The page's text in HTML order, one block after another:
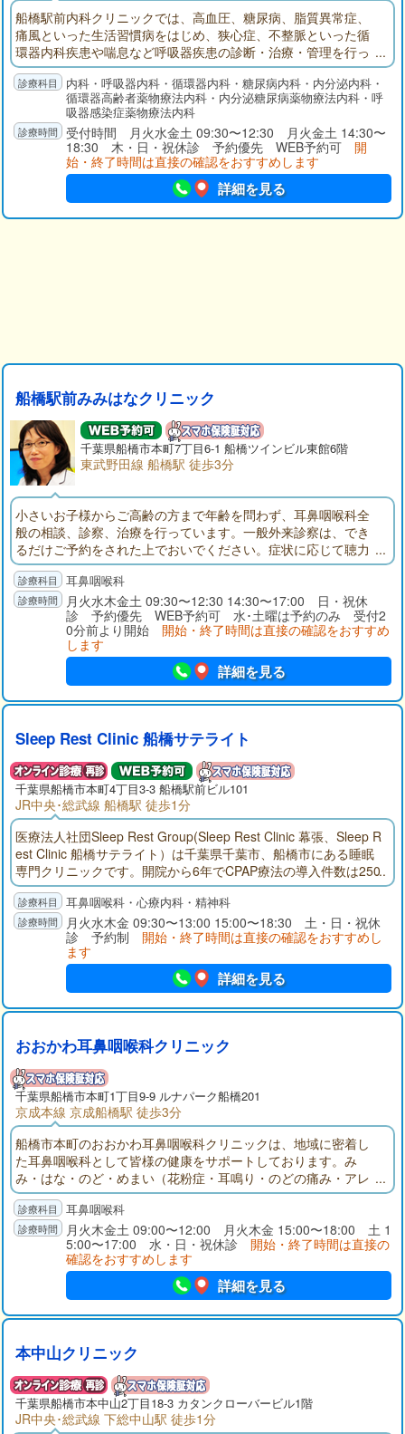
船橋駅前内科クリニックでは、高血圧、糖尿病、脂質異常症、
痛風といった生活習慣病をはじめ、狭心症、不整脈といった循
環器内科疾患や喘息など呼吸器疾患の診断・治療・管理を行っ
ております。常に患者様お一人おひとりの生活の質（QOL）向
上を念頭においた医療を提供していくことを目指しておりま
内科・呼吸器内科・循環器内科・糖尿病内科・内分泌内科・
循環器高齢者薬物療法内科・内分泌糖尿病薬物療法内科・呼
吸器感染症薬物療法内科
受付時間 月火水金土 09:30〜12:30 月火金土 14:30〜
18:30 木・日・祝休診 予約優先 WEB予約可 開
始・終了時間は直接の確認をおすすめします
詳細を見る
船橋駅前みみはなクリニック
千葉県船橋市本町7丁目6-1 船橋ツインビル東館6階
東武野田線 船橋駅 徒歩3分
小さいお子様からご高齢の方まで年齢を問わず、耳鼻咽喉科全
般の相談、診察、治療を行っています。一般外来診察は、でき
るだけご予約をされた上でおいでください。症状に応じて聴力
検査、内視鏡検査、レントゲン検査、赤外線による平衡機能検
査、睡眠時無呼吸症候群の簡易モニター検査、血液検査、培養
検査などを行って診断します。診察室はプライバシーに配慮さ
れており、検査後は画像をお見せしながらご説明いたします。
耳鼻咽喉科
月火水木金土 09:30〜12:30 14:30〜17:00 日・祝休
診 予約優先 WEB予約可 水･土曜は予約のみ 受付2
0分前より開始 開始・終了時間は直接の確認をおすすめ
します
詳細を見る
Sleep Rest Clinic 船橋サテライト
千葉県船橋市本町4丁目3-3 船橋駅前ビル101
JR中央･総武線 船橋駅 徒歩1分
医療法人社団Sleep Rest Group(Sleep Rest Clinic 幕張、Sleep R
est Clinic 船橋サテライト）は千葉県千葉市、船橋市にある睡眠
専門クリニックです。開院から6年でCPAP療法の導入件数は250
0件（令和7年5月現在）を超え、多くの患者様にご利用頂いてお
ります。 耳鼻咽喉科・心療内科・精神科
月火水木金 09:30〜13:00 15:00〜18:30 土・日・祝休
診 予約制 開始・終了時間は直接の確認をおすすめし
ます
詳細を見る
おおかわ耳鼻咽喉科クリニック
千葉県船橋市本町1丁目9-9 ルナパーク船橋201
京成本線 京成船橋駅 徒歩3分
船橋市本町のおおかわ耳鼻咽喉科クリニックは、地域に密着し
た耳鼻咽喉科として皆様の健康をサポートしております。み
み・はな・のど・めまい（花粉症・耳鳴り・のどの痛み・アレ
ルギー等）についてお困りの時は、お気軽にご相談下さい。
耳鼻咽喉科
月火木金土 09:00〜12:00 月火木金 15:00〜18:00 土 1
5:00〜17:00 水・日・祝休診 開始・終了時間は直接の
確認をおすすめします
詳細を見る
本中山クリニック
千葉県船橋市本中山2丁目18-3 カタンクローバービル1階
JR中央･総武線 下総中山駅 徒歩1分